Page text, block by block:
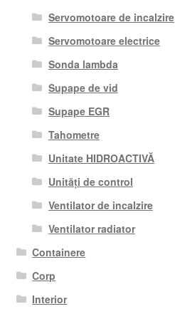
Servomotoare de incalzire
Servomotoare electrice
Sonda lambda
Supape de vid
Supape EGR
Tahometre
Unitate HIDROACTIVĂ
Unități de control
Ventilator de incalzire
Ventilator radiator
Containere
Corp
Interior